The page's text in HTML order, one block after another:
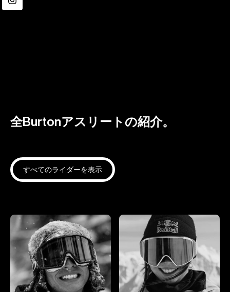
Instagram
全Burtonアスリートの紹介。
すべてのライダーを表示